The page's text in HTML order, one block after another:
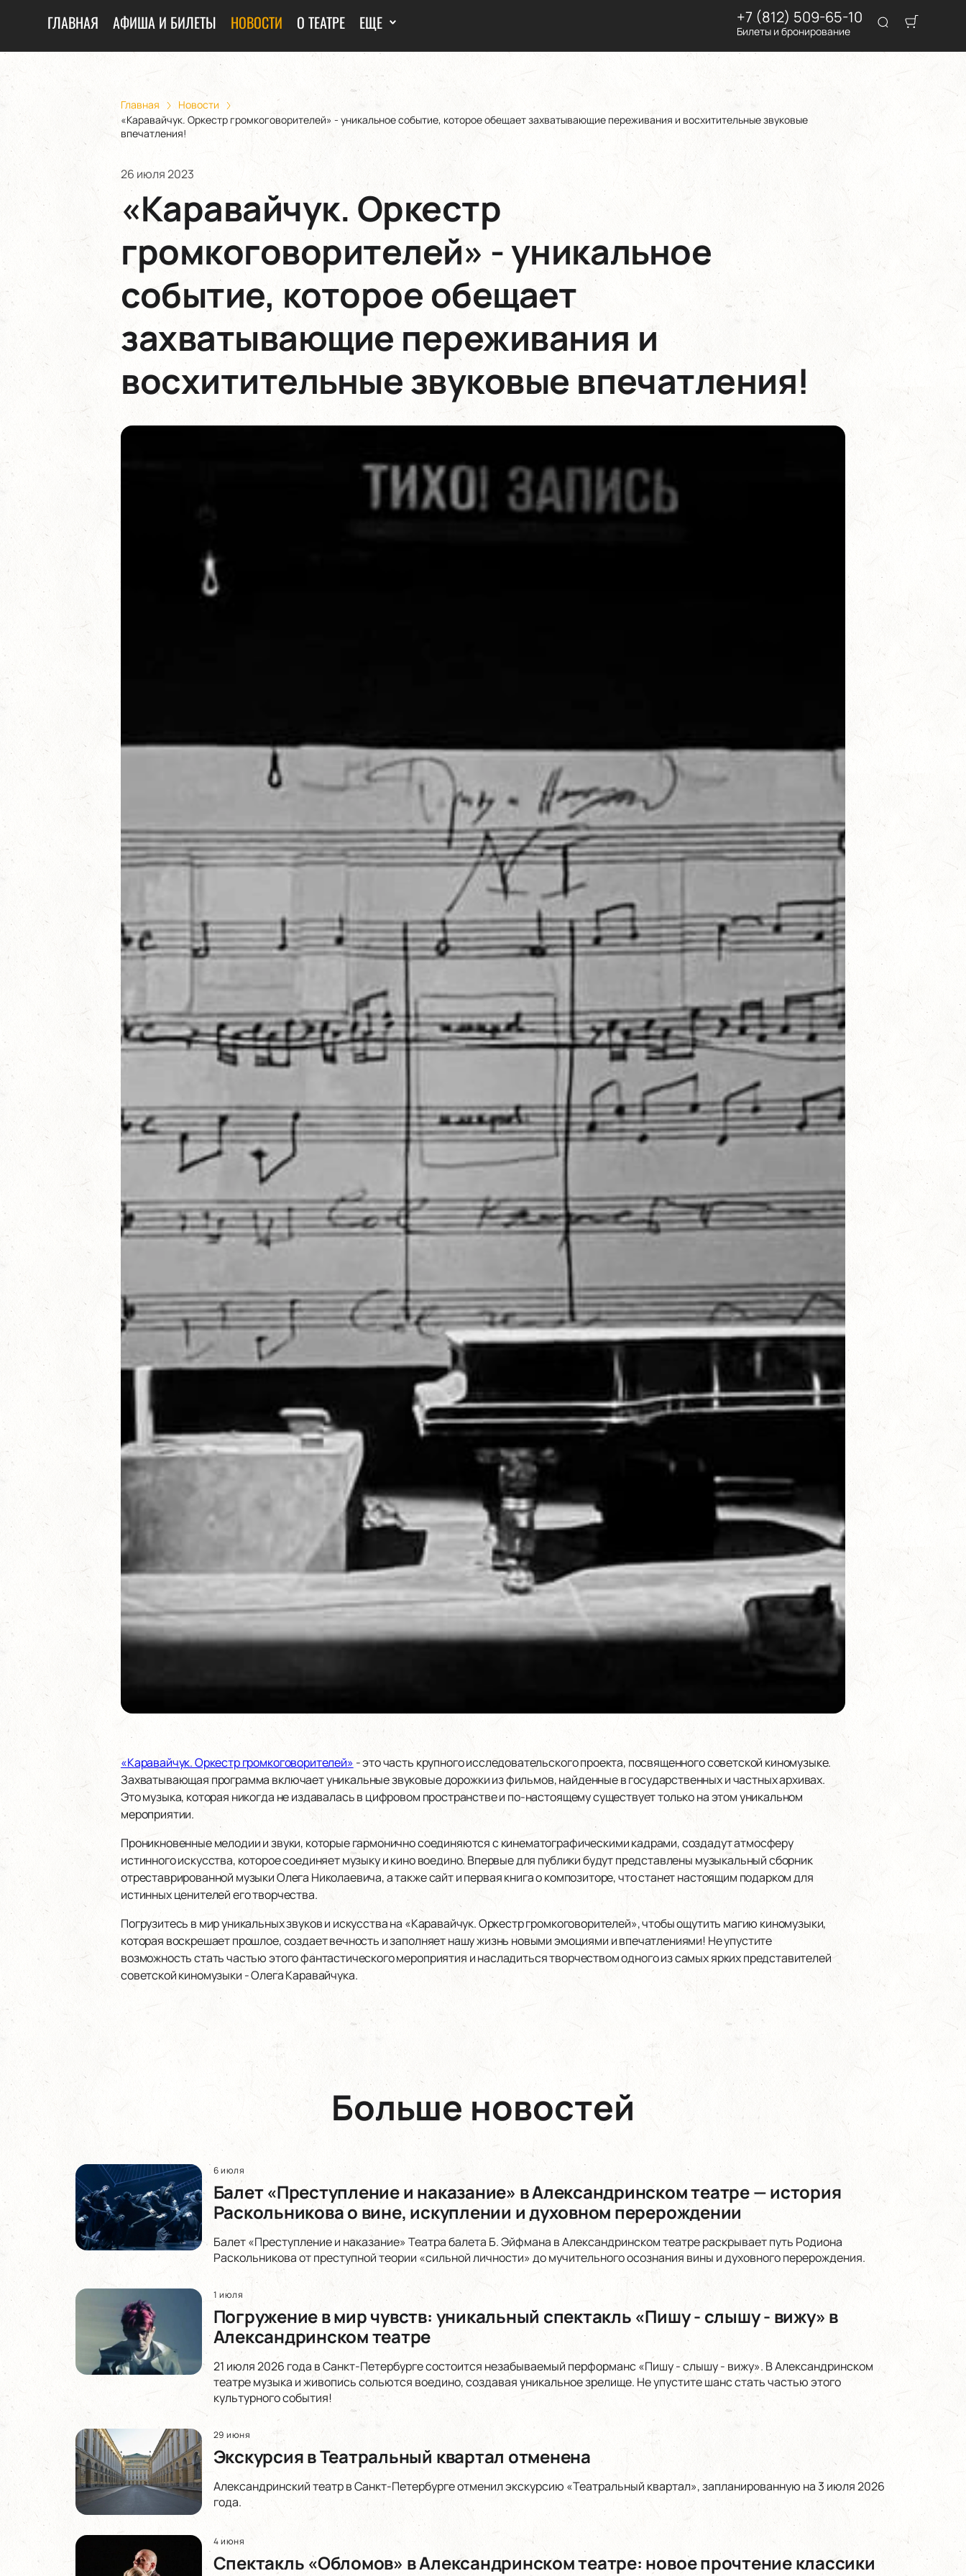
ГЛАВНАЯ АФИША И БИЛЕТЫ НОВОСТИ О ТЕАТРЕ ЕЩЕ +7 (812) 509-65-10
Билеты и бронирование
Главная
Новости
«Каравайчук. Оркестр громкоговорителей» - уникальное событие, которое обещает захватывающие переживания и восхитительные звуковые
впечатления!
26 июля 2023
«Каравайчук. Оркестр
громкоговорителей» - уникальное
событие, которое обещает
захватывающие переживания и
восхитительные звуковые впечатления!
«Каравайчук. Оркестр громкоговорителей» - это часть крупного исследовательского проекта, посвященного советской киномузыке.
Захватывающая программа включает уникальные звуковые дорожки из фильмов, найденные в государственных и частных архивах.
Это музыка, которая никогда не издавалась в цифровом пространстве и по-настоящему существует только на этом уникальном
мероприятии.
Проникновенные мелодии и звуки, которые гармонично соединяются с кинематографическими кадрами, создадут атмосферу
истинного искусства, которое соединяет музыку и кино воедино. Впервые для публики будут представлены музыкальный сборник
отреставрированной музыки Олега Николаевича, а также сайт и первая книга о композиторе, что станет настоящим подарком для
истинных ценителей его творчества.
Погрузитесь в мир уникальных звуков и искусства на «Каравайчук. Оркестр громкоговорителей», чтобы ощутить магию киномузыки,
которая воскрешает прошлое, создает вечность и заполняет нашу жизнь новыми эмоциями и впечатлениями! Не упустите
возможность стать частью этого фантастического мероприятия и насладиться творчеством одного из самых ярких представителей
советской киномузыки - Олега Каравайчука.
Больше новостей
6 июля
Балет «Преступление и наказание» в Александринском театре — история
Раскольникова о вине, искуплении и духовном перерождении
Балет «Преступление и наказание» Театра балета Б. Эйфмана в Александринском театре раскрывает путь Родиона
Раскольникова от преступной теории «сильной личности» до мучительного осознания вины и духовного перерождения.
1 июля
Погружение в мир чувств: уникальный спектакль «Пишу - слышу - вижу» в
Александринском театре
21 июля 2026 года в Санкт-Петербурге состоится незабываемый перформанс «Пишу - слышу - вижу». В Александринском
театре музыка и живопись сольются воедино, создавая уникальное зрелище. Не упустите шанс стать частью этого
культурного события!
29 июня
Экскурсия в Театральный квартал отменена
Александринский театр в Санкт-Петербурге отменил экскурсию «Театральный квартал», запланированную на 3 июля 2026
года.
4 июня
Спектакль «Обломов» в Александринском театре: новое прочтение классики